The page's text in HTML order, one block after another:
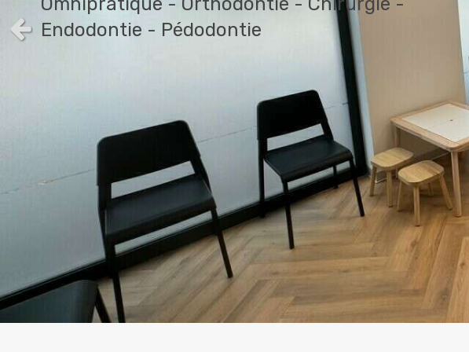
SIBERT
Omnipratique - Orthodontie - Chirurgie -
Endodontie - Pédodontie
Endodontie - Pédodontie
Slide précédent